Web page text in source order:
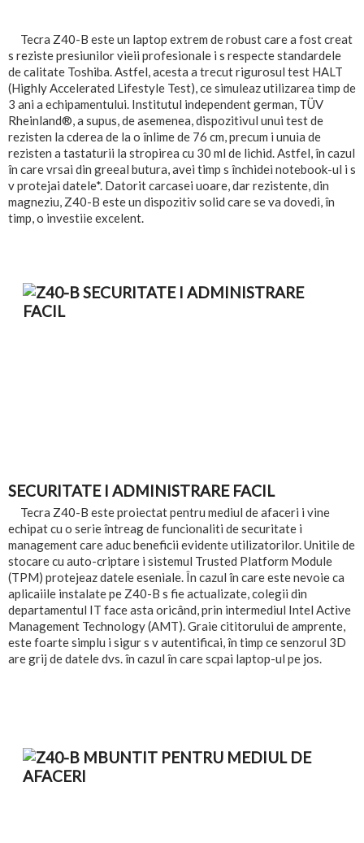
Tecra Z40-B este un laptop extrem de robust care a fost creat
s reziste presiunilor vieii profesionale i s respecte standardele
de calitate Toshiba. Astfel, acesta a trecut rigurosul test HALT
(Highly Accelerated Lifestyle Test), ce simuleaz utilizarea timp de
3 ani a echipamentului. Institutul independent german, TÜV
Rheinland®, a supus, de asemenea, dispozitivul unui test de
rezisten la cderea de la o înlime de 76 cm, precum i unuia de
rezisten a tastaturii la stropirea cu 30 ml de lichid. Astfel, în cazul
în care vrsai din greeal butura, avei timp s închidei notebook-ul i s
v protejai datele*. Datorit carcasei uoare, dar rezistente, din
magneziu, Z40-B este un dispozitiv solid care se va dovedi, în
timp, o investiie excelent.
SECURITATE I ADMINISTRARE FACIL
Tecra Z40-B este proiectat pentru mediul de afaceri i vine
echipat cu o serie întreag de funcionaliti de securitate i
management care aduc beneficii evidente utilizatorilor. Unitile de
stocare cu auto-criptare i sistemul Trusted Platform Module
(TPM) protejeaz datele eseniale. În cazul în care este nevoie ca
aplicaiile instalate pe Z40-B s fie actualizate, colegii din
departamentul IT face asta oricând, prin intermediul Intel Active
Management Technology (AMT). Graie cititorului de amprente,
este foarte simplu i sigur s v autentificai, în timp ce senzorul 3D
are grij de datele dvs. în cazul în care scpai laptop-ul pe jos.